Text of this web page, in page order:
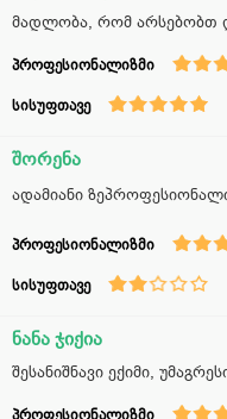
მადლობა, რომ არსებობთ
პროფესიონალიზმი
სისუფთავე
შორენა
ადამიანი
პროფესიონალიზმი
სისუფთავე
ნანა ჯიქია
შესანიშნავი ექიმი,
პროფესიონალიზმი